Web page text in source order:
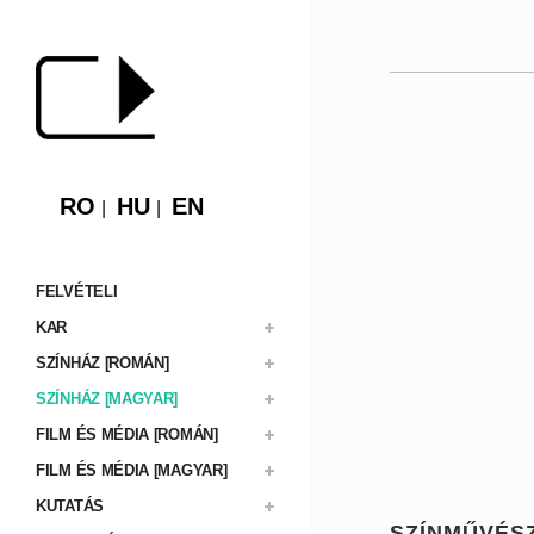
RO HU EN
FELVÉTELI
KAR
SZÍNHÁZ [ROMÁN]
SZÍNHÁZ [MAGYAR]
FILM ÉS MÉDIA [ROMÁN]
FILM ÉS MÉDIA [MAGYAR]
KUTATÁS